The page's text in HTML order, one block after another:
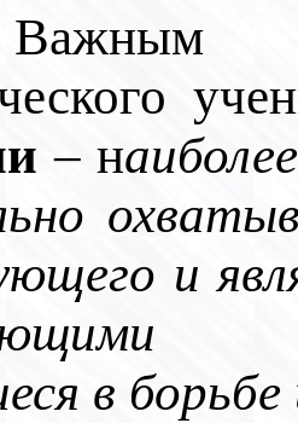
Важным
– н
и
в